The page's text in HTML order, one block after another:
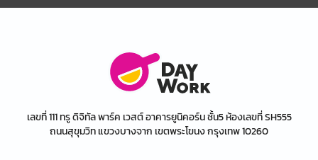
เลขที่ 111 ทรู ดิจิทัล พาร์ค เวสต์ อาคารยูนิคอร์น ชั้น5 ห้องเลขที่ SH555
ถนนสุขุมวิท แขวงบางจาก เขตพระโขนง กรุงเทพ 10260